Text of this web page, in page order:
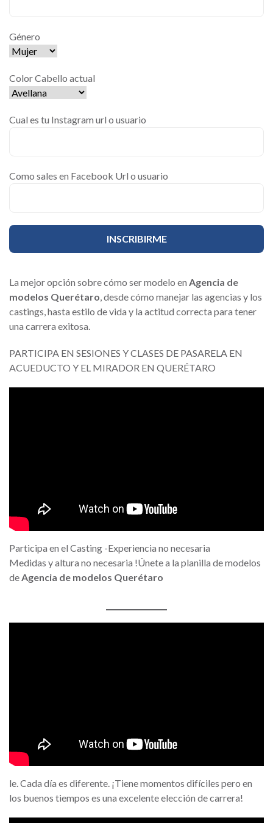
Género
Color Cabello actual
Cual es tu Instagram url o usuario
Como sales en Facebook Url o usuario
La mejor opción sobre cómo ser modelo en Agencia de
modelos Querétaro, desde cómo manejar las agencias y los
castings, hasta estilo de vida y la actitud correcta para tener
una carrera exitosa.
PARTICIPA EN SESIONES Y CLASES DE PASARELA EN
ACUEDUCTO Y EL MIRADOR EN QUERÉTARO
Participa en el Casting -Experiencia no necesaria
Medidas y altura no necesaria !Únete a la planilla de modelos
deAgencia de modelos Querétaro
le. Cada día es diferente. ¡Tiene momentos difíciles pero en
los buenos tiempos es una excelente elección de carrera!